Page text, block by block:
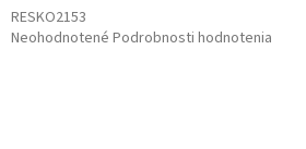
RESKO2153
Priemerné
Neohodnotené Podrobnosti hodnotenia